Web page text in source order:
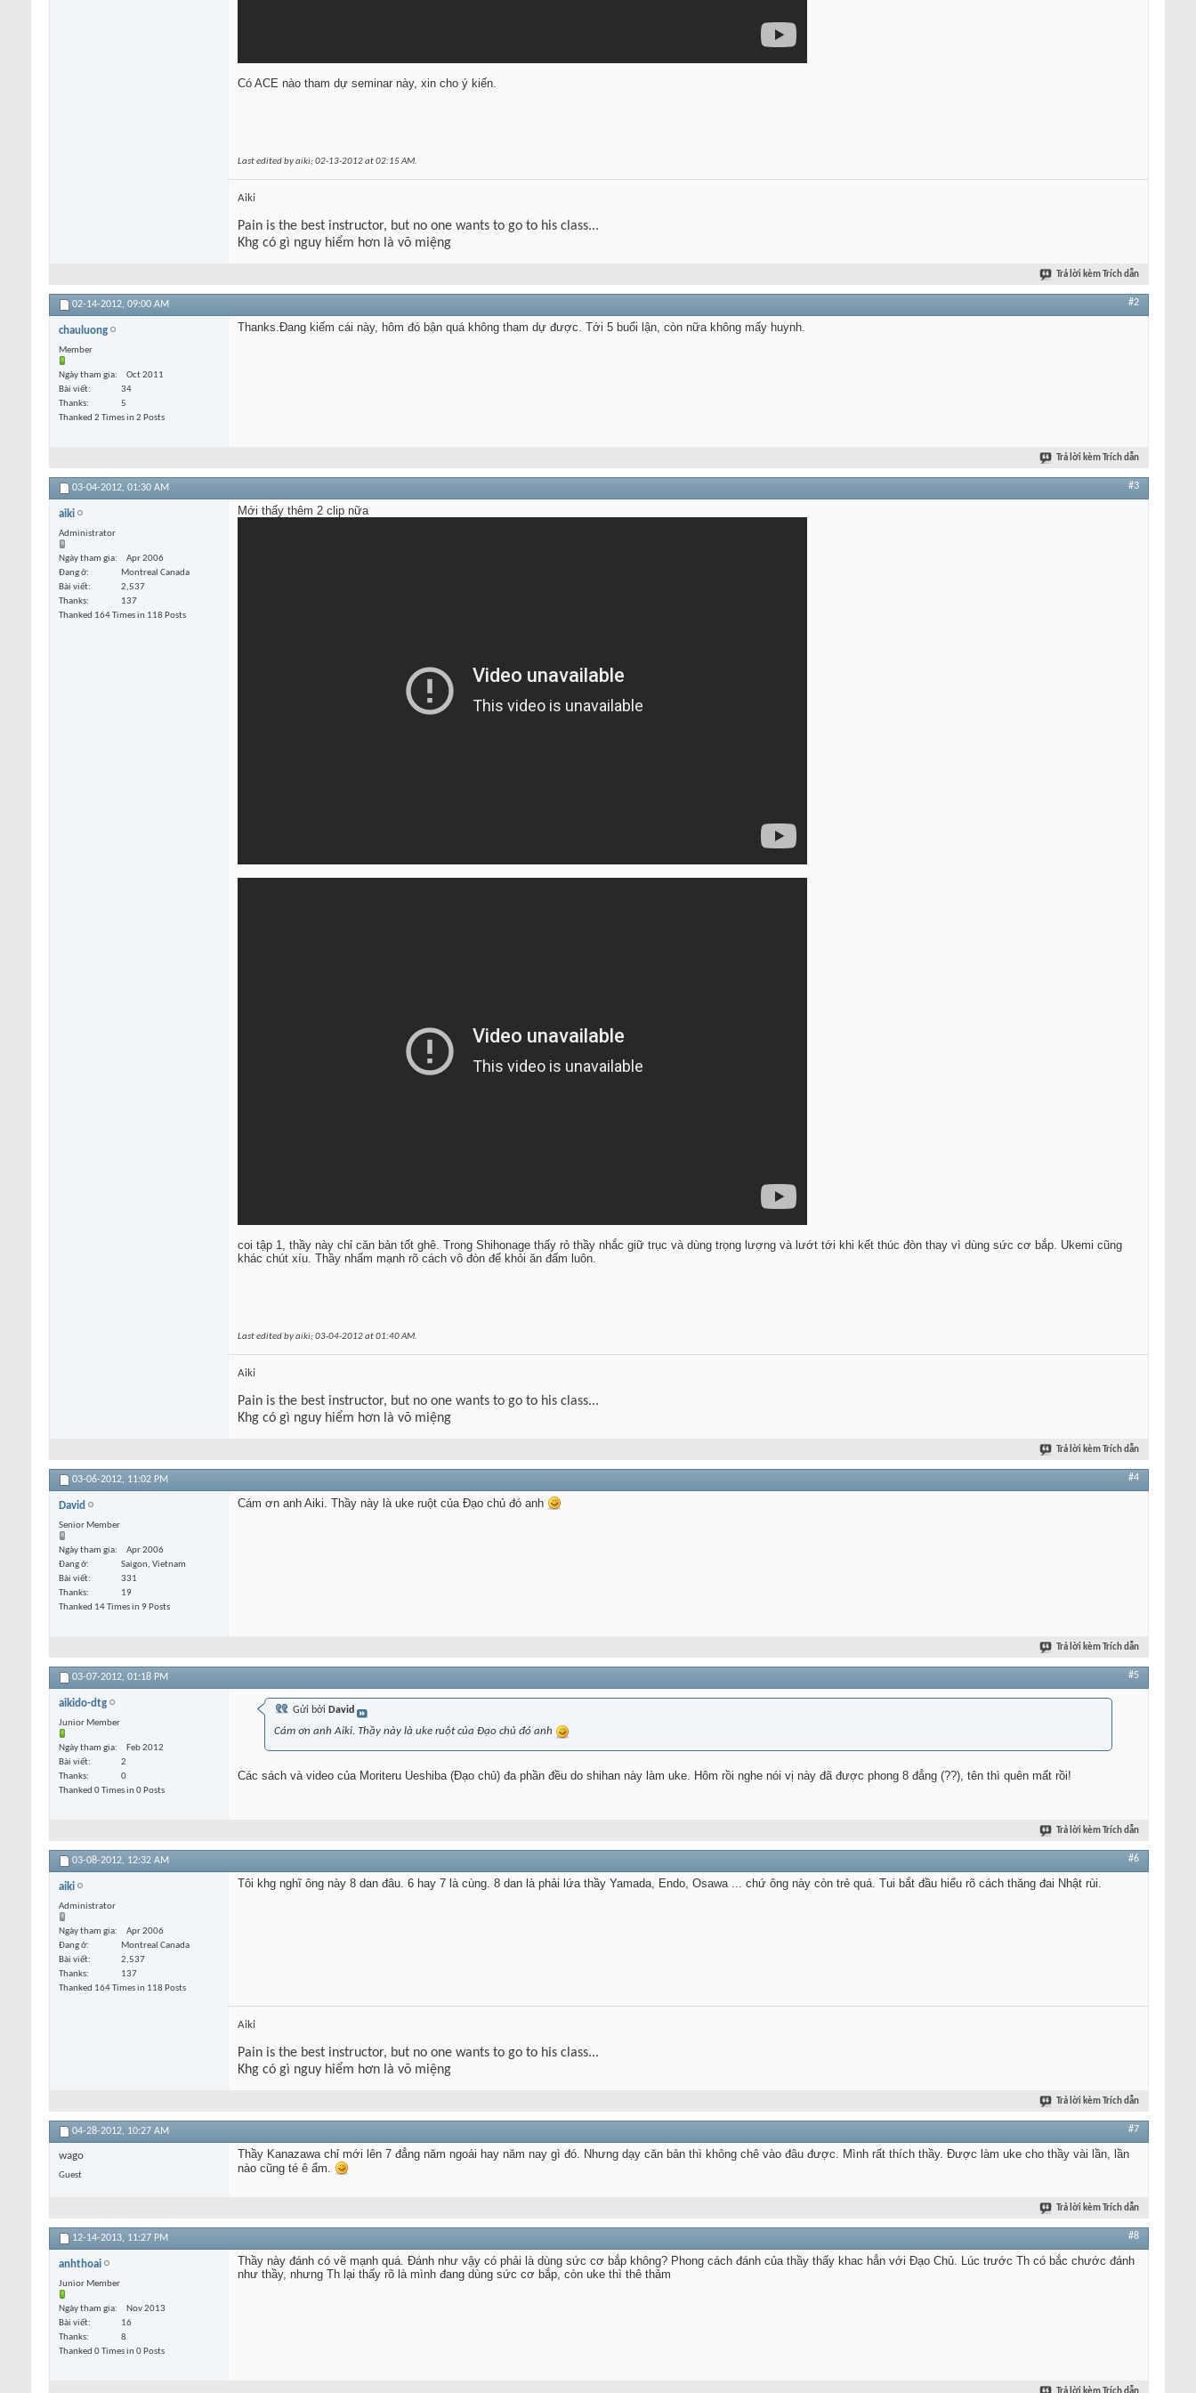
Có ACE nào tham dự seminar này, xin cho ý kiến.
Last edited by aiki; 02-13-2012 at02:15 AM.
Aiki
Pain is the best instructor, but no one wants to go to his class...
Khg có gì nguy hiểm hơn là võ miệng
Trả lời kèm Trích dẫn
02-14-2012, 09:00 AM #2
chauluong
Member
Ngày tham gia
Oct 2011
Bài viết
34
Thanks
5
Thanked 2 Times in 2 Posts
Thanks.Đang kiếm cái này, hôm đó bận quá không tham dự được. Tới 5 buổi lận, còn nữa không mấy huynh.
Trả lời kèm Trích dẫn
03-04-2012, 01:30 AM #3
aiki
Administrator
Ngày tham gia
Apr 2006
Đang ở
Montreal Canada
Bài viết
2,537
Thanks
137
Thanked 164 Times in 118 Posts
Mới thấy thêm 2 clip nữa
coi tập 1, thầy này chỉ căn bản tốt ghê. Trong Shihonage thấy rỏ thầy nhắc giữ trục và dùng trọng lượng và lướt tới khi kết thúc đòn thay vì dùng sức cơ bắp. Ukemi cũng
khác chút xíu. Thầy nhấm mạnh rõ cách vô đòn để khỏi ăn đấm luôn.
Last edited by aiki; 03-04-2012 at01:40 AM.
Aiki
Pain is the best instructor, but no one wants to go to his class...
Khg có gì nguy hiểm hơn là võ miệng
Trả lời kèm Trích dẫn
03-06-2012, 11:02 PM #4
David
Senior Member
Ngày tham gia
Apr 2006
Đang ở
Saigon, Vietnam
Bài viết
331
Thanks
19
Thanked 14 Times in 9 Posts
Cám ơn anh Aiki. Thầy này là uke ruột của Đạo chủ đó anh
Trả lời kèm Trích dẫn
03-07-2012, 01:18 PM #5
aikido-dtg
Junior Member
Ngày tham gia
Feb 2012
Bài viết
2
Thanks
0
Thanked 0 Times in 0 Posts
Gửi bởi David
Cám ơn anh Aiki. Thầy này là uke ruột của Đạo chủ đó anh
Các sách và video của Moriteru Ueshiba (Đạo chủ) đa phần đều do shihan này làm uke. Hôm rồi nghe nói vị này đã được phong 8 đẳng (??), tên thì quên mất rồi!
Trả lời kèm Trích dẫn
03-08-2012, 12:32 AM #6
aiki
Administrator
Ngày tham gia
Apr 2006
Đang ở
Montreal Canada
Bài viết
2,537
Thanks
137
Thanked 164 Times in 118 Posts
Tôi khg nghĩ ông này 8 dan đâu. 6 hay 7 là cùng. 8 dan là phải lứa thầy Yamada, Endo, Osawa ... chứ ông này còn trẻ quá. Tui bắt đầu hiểu rõ cách thăng đai Nhật rùi.
Aiki
Pain is the best instructor, but no one wants to go to his class...
Khg có gì nguy hiểm hơn là võ miệng
Trả lời kèm Trích dẫn
04-28-2012, 10:27 AM #7
wago
Guest
Thầy Kanazawa chỉ mới lên 7 đẳng năm ngoái hay năm nay gì đó. Nhưng dạy căn bản thì không chê vào đâu được. Mình rất thích thầy. Được làm uke cho thầy vài lần, lần
nào cũng té ê ẩm.
Trả lời kèm Trích dẫn
12-14-2013, 11:27 PM #8
anhthoai
Junior Member
Ngày tham gia
Nov 2013
Bài viết
16
Thanks
8
Thanked 0 Times in 0 Posts
Thầy này đánh có vẽ mạnh quá. Đánh như vậy có phải là dùng sức cơ bắp không? Phong cách đánh của thầy thấy khac hẳn với Đạo Chủ. Lúc trước Th có bắc chước đánh
như thầy, nhưng Th lại thấy rõ là mình đang dùng sức cơ bắp, còn uke thì thê thảm